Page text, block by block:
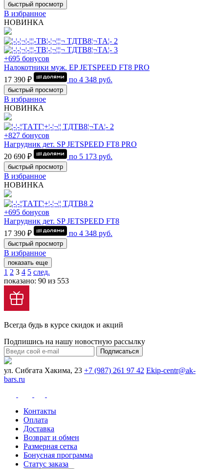
быстрый просмотр
В избранное
НОВИНКА
+695 бонусов
Налокотники муж. EP JETSPEED FT8 PRO
17 390 ₽
по 4 348 руб.
быстрый просмотр
В избранное
НОВИНКА
+827 бонусов
Нагрудник дет. SP JETSPEED FT8 PRO
20 690 ₽
по 5 173 руб.
быстрый просмотр
В избранное
НОВИНКА
+695 бонусов
Нагрудник дет. SP JETSPEED FT8
17 390 ₽
по 4 348 руб.
быстрый просмотр
В избранное
показать еще
1 2 3 4 5 след.
показано: 90 из 553
Всегда будь в курсе скидок и акций
Подпишись на нашу новостную рассылку
Подписаться
ул. Сибгата Хакима, 23 +7 (987) 261 97 42 Ekip-centr@ak-
bars.ru
Контакты
Оплата
Доставка
Возврат и обмен
Размерная сетка
Бонусная программа
Статус заказа